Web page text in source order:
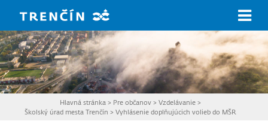
Hlavná stránka > Pre občanov >Vzdelávanie >
Školský úrad mesta Trenčín >Vyhlásenie doplňujúcich volieb do MŠR